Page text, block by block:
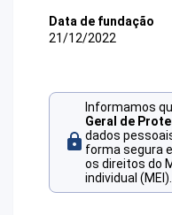
Data de fundação
21/12/2022
Informamos
Geral de
dados
forma segura
os direitos do
individual (MEI).